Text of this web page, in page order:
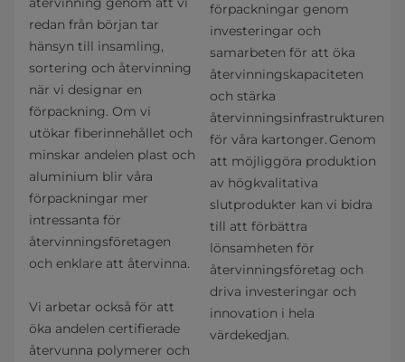
redan från början tar
hänsyn till insamling,
sortering och återvinning
när vi designar en
förpackning. Om vi
utökar fiberinnehållet och
minskar andelen plast och
aluminium blir våra
förpackningar mer
intressanta för
återvinningsföretagen
och enklare att återvinna.
Vi arbetar också för att
öka andelen certifierade
återvunna polymerer och
förpackningar genom
investeringar och
samarbeten för att öka
återvinningskapaciteten
och stärka
återvinningsinfrastrukturen
för våra kartonger. Genom
att möjliggöra produktion
av högkvalitativa
slutprodukter kan vi bidra
till att förbättra
lönsamheten för
återvinningsföretag och
driva investeringar och
innovation i hela
värdekedjan.